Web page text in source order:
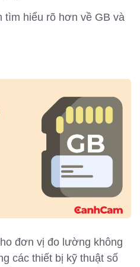
tìm hiểu rõ hơn về GB và
đơn vị đo lường không
các thiết bị kỹ thuật số